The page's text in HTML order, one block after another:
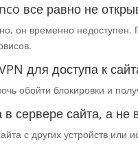
все равно не
он временно недоступен.
для доступа к
обойти блокировки и
в сервере сайта, а не
с других устройств